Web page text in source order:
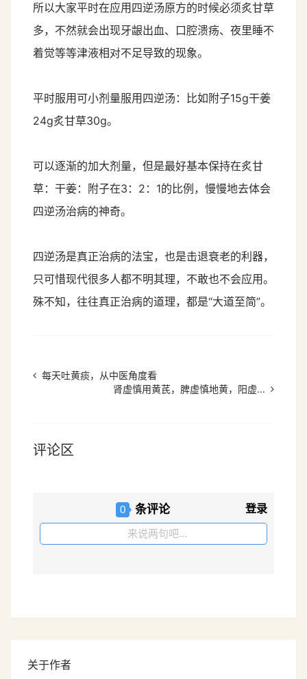
所以大家平时在应用四逆汤原方的时候必须炙甘草
多，不然就会出现牙龈出血、口腔溃疡、夜里睡不
着觉等等津液相对不足导致的现象。
平时服用可小剂量服用四逆汤：比如附子15g干姜
24g炙甘草30g。
可以逐渐的加大剂量，但是最好基本保持在炙甘
草：干姜：附子在3：2：1的比例，慢慢地去体会
四逆汤治病的神奇。
四逆汤是真正治病的法宝，也是击退衰老的利器，
只可惜现代很多人都不明其理，不敢也不会应用。
殊不知，往往真正治病的道理，都是“大道至简”。
每天吐黄痰，从中医角度看
肾虚慎用黄芪，脾虚慎地黄，阳虚...
评论区
0 条评论 登录
来说两句吧...
关于作者